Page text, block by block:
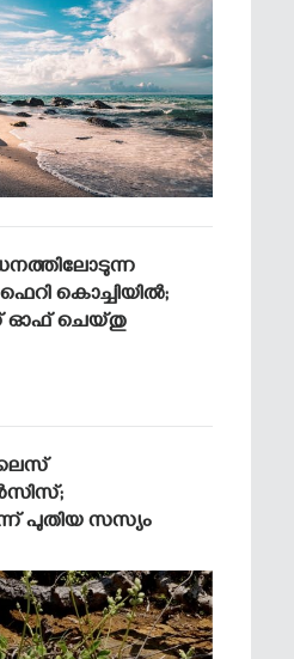
കൊച്ചിയില്‍;
ഓഫ് ചെയ്തു
പുതിയ സസ്യം